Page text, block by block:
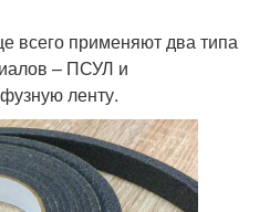
всего применяют два типа
– ПСУЛ и
ленту.